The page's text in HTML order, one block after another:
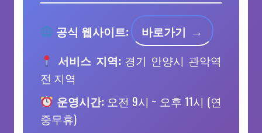
공식 웹사이트:
바로가기
서비스 지역:경기 안양시 관악역
전 지역
운영시간:오전 9시 ~ 오후 11시 (연
중무휴)